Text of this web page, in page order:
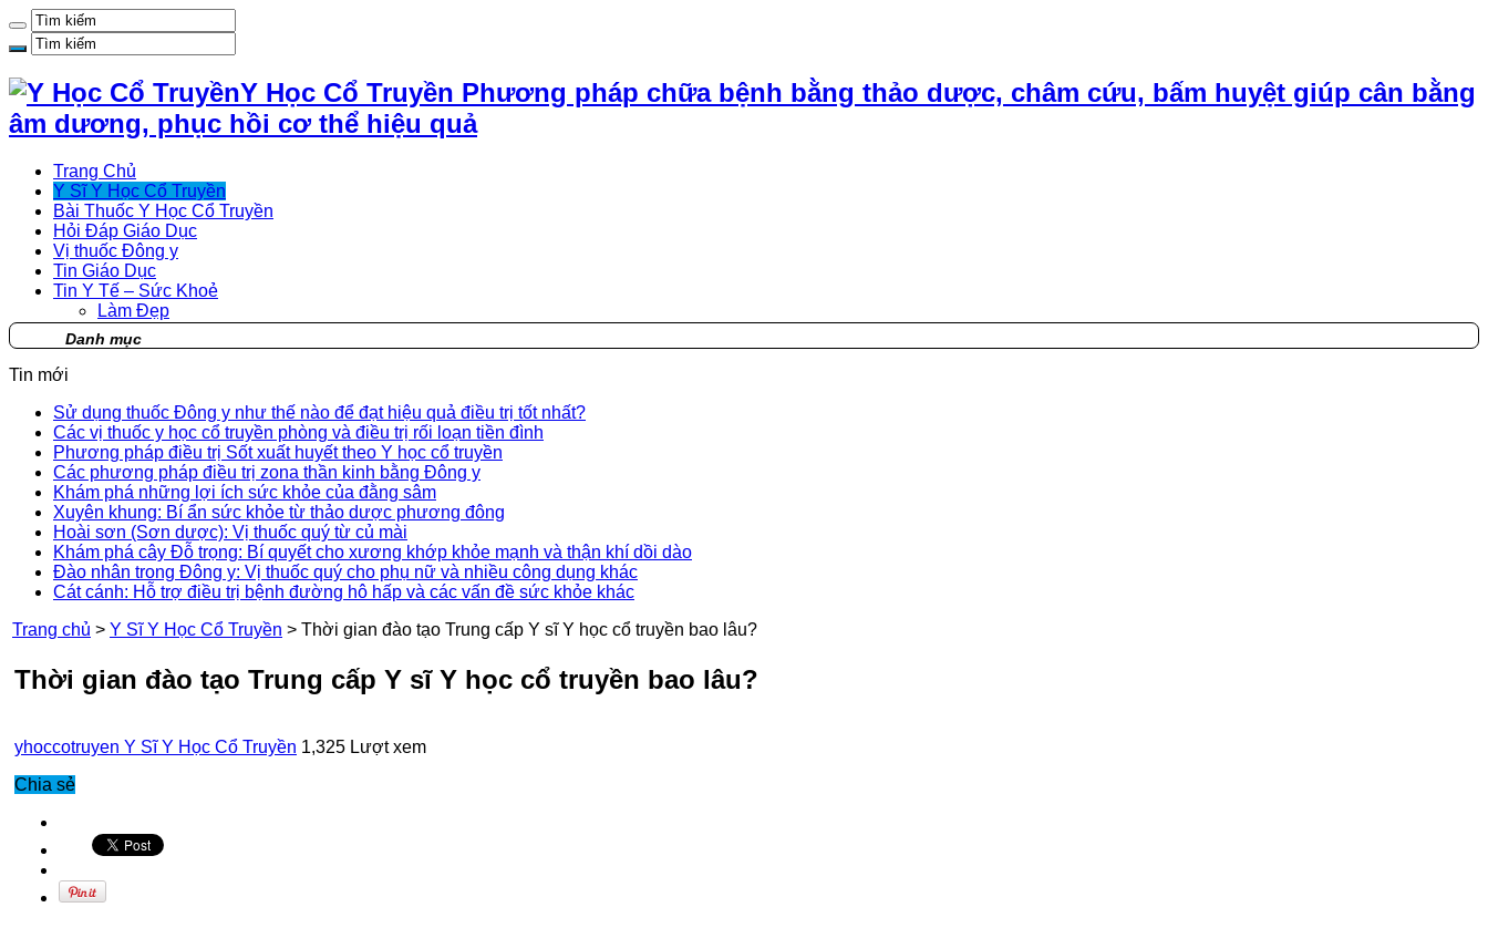
Y Học Cổ Truyền Phương pháp chữa bệnh bằng thảo dược, châm cứu, bấm huyệt giúp cân bằng
âm dương, phục hồi cơ thể hiệu quả
Trang Chủ
Y Sĩ Y Học Cổ Truyền
Bài Thuốc Y Học Cổ Truyền
Hỏi Đáp Giáo Dục
Vị thuốc Đông y
Tin Giáo Dục
Tin Y Tế – Sức Khoẻ
Làm Đẹp
Danh mục
Tin mới
Sử dụng thuốc Đông y như thế nào để đạt hiệu quả điều trị tốt nhất?
Các vị thuốc y học cổ truyền phòng và điều trị rối loạn tiền đình
Phương pháp điều trị Sốt xuất huyết theo Y học cổ truyền
Các phương pháp điều trị zona thần kinh bằng Đông y
Khám phá những lợi ích sức khỏe của đằng sâm
Xuyên khung: Bí ẩn sức khỏe từ thảo dược phương đông
Hoài sơn (Sơn dược): Vị thuốc quý từ củ mài
Khám phá cây Đỗ trọng: Bí quyết cho xương khớp khỏe mạnh và thận khí dồi dào
Đào nhân trong Đông y: Vị thuốc quý cho phụ nữ và nhiều công dụng khác
Cát cánh: Hỗ trợ điều trị bệnh đường hô hấp và các vấn đề sức khỏe khác
Trang chủ > Y Sĩ Y Học Cổ Truyền > Thời gian đào tạo Trung cấp Y sĩ Y học cổ truyền bao lâu?
Thời gian đào tạo Trung cấp Y sĩ Y học cổ truyền bao lâu?
yhoccotruyen Y Sĩ Y Học Cổ Truyền 1,325 Lượt xem
Chia sẻ